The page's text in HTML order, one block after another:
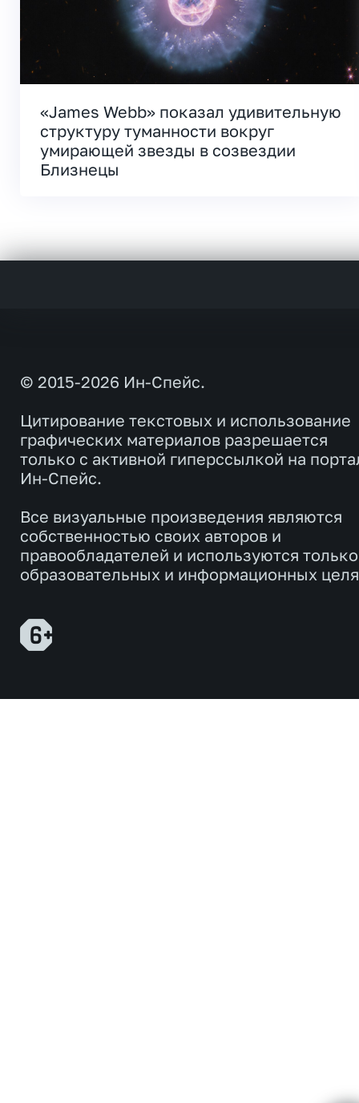
«James Webb» показал удивительную
структуру туманности вокруг
умирающей звезды в созвездии
Близнецы
© 2015-2026 Ин-Спейс.
Цитирование текстовых и использование
графических материалов разрешается
только с активной гиперссылкой на
Ин-Спейс.
Все визуальные произведения являются
собственностью своих авторов и
правообладателей и используются
образовательных и информационных